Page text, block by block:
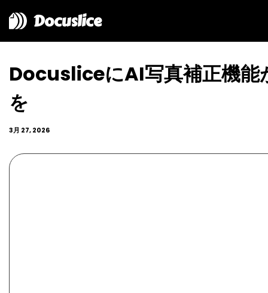
Docuslice
DocusliceにAI写真補正機能
を
3月 27, 2026